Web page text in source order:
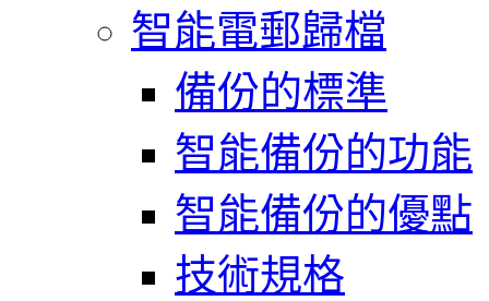
智能電郵歸檔
備份的標準
智能備份的功能
智能備份的優點
技術規格